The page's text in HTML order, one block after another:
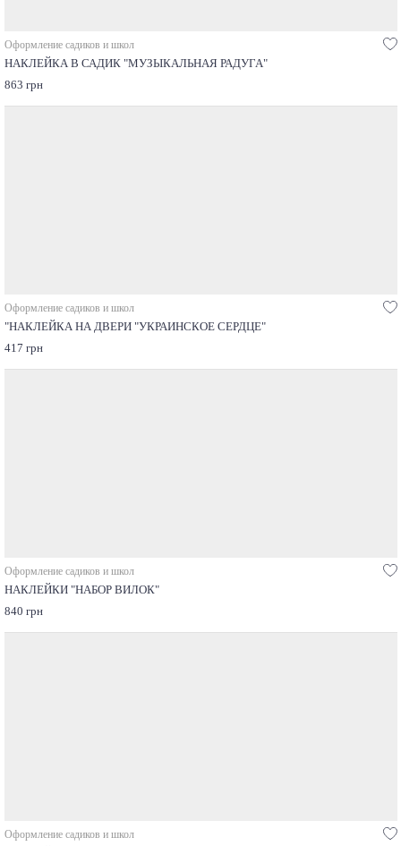
Оформление садиков и школ
НАКЛЕЙКА В САДИК "МУЗЫКАЛЬНАЯ РАДУГА"
863 грн
Оформление садиков и школ
"НАКЛЕЙКА НА ДВЕРИ "УКРАИНСКОЕ СЕРДЦЕ"
417 грн
Оформление садиков и школ
НАКЛЕЙКИ "НАБОР ВИЛОК"
840 грн
Оформление садиков и школ